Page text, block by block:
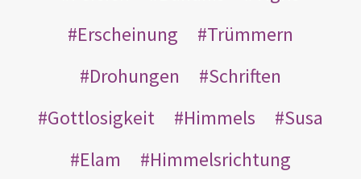
Erscheinung
Trümmern
Drohungen
Schriften
Gottlosigkeit
Himmels
Susa
Elam
Himmelsrichtung